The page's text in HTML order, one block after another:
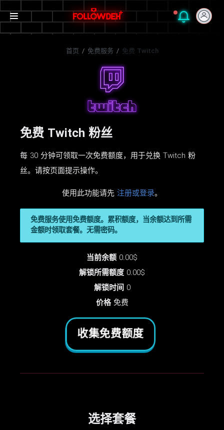
首页 / 免费服务 / 免费 Twitch
免费 Twitch 粉丝
每 30 分钟可领取一次免费额度，用于兑换 Twitch 粉
丝。请按页面提示操作。
使用此功能请先 注册或登录。
免费服务使用免费额度。累积额度，当余额达到所需
金额时领取套餐。无需密码。
当前余额 0.00$
解锁所需额度 0.00$
解锁时间0
价格免费
收集免费额度
选择套餐